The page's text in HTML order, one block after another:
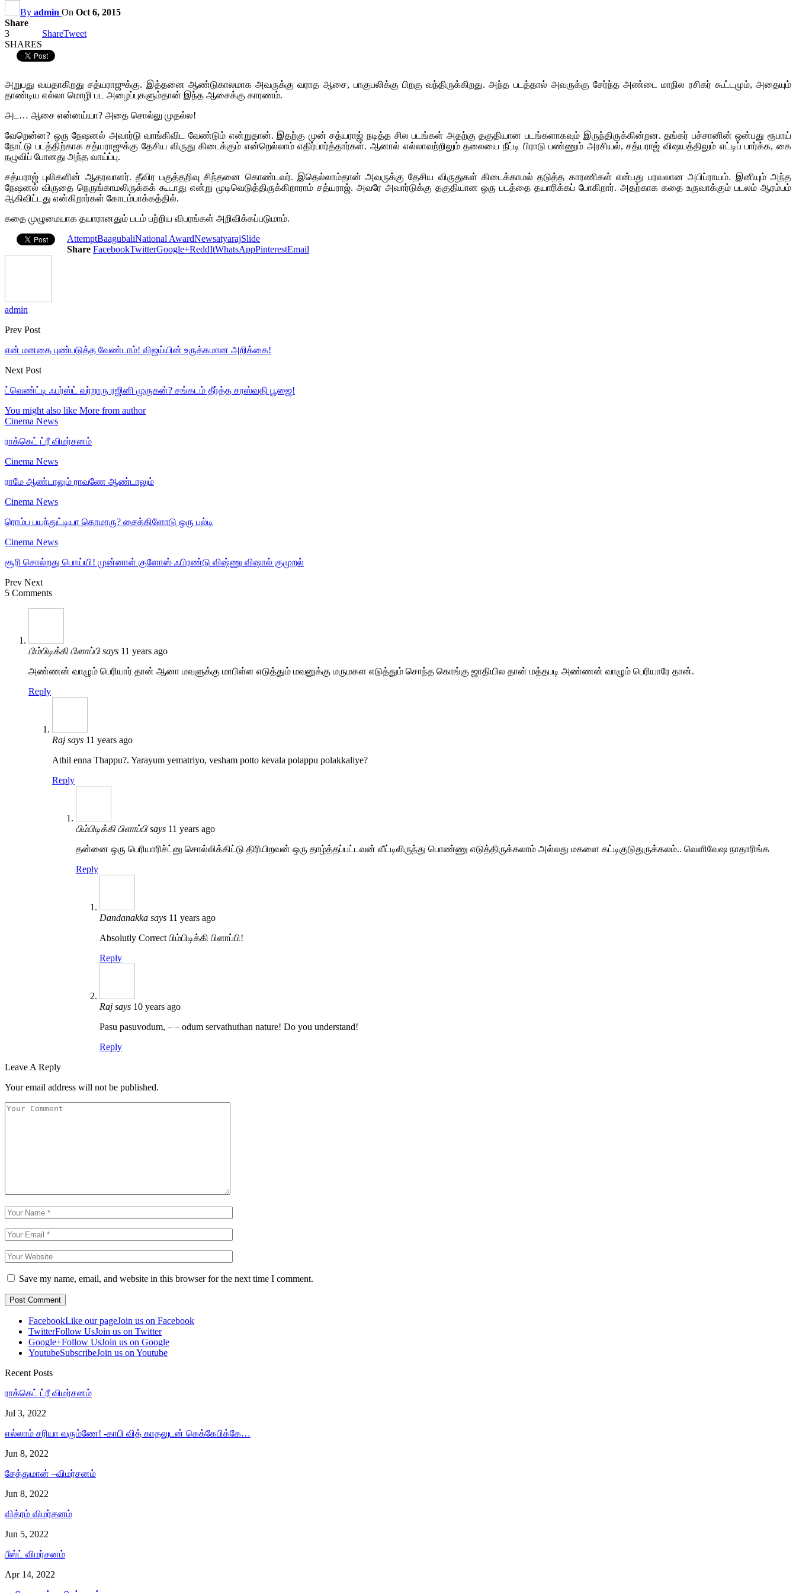
By admin On Oct 6, 2015
Share
3
SHARES
ShareTweet
அறுபது வயதாகிறது சத்யராஜுக்கு. இத்தனை ஆண்டுகாலமாக அவருக்கு வராத ஆசை, பாகுபலிக்கு பிறகு வந்திருக்கிறது. அந்த படத்தால் அவருக்கு சேர்ந்த அண்டை மாநில ரசிகர் கூட்டமும், அதையும்
தாண்டிய எல்லா மொழி பட அழைப்புகளும்தான் இந்த ஆசைக்கு காரணம்.
அட… ஆசை என்னய்யா? அதை சொல்லு முதல்ல!
வேறென்ன? ஒரு நேஷனல் அவார்டு வாங்கிவிட வேண்டும் என்றுதான். இதற்கு முன் சத்யராஜ் நடித்த சில படங்கள் அதற்கு தகுதியான படங்களாகவும் இருந்திருக்கின்றன. தங்கர் பச்சானின் ஒன்பது ரூபாய்
நோட்டு படத்திற்காக சத்யராஜுக்கு தேசிய விருது கிடைக்கும் என்றெல்லாம் எதிர்பார்த்தார்கள். ஆனால் எல்லாவற்றிலும் தலையை நீட்டி பிராடு பண்ணும் அரசியல், சத்யராஜ் விஷயத்திலும் எட்டிப் பார்க்க, கை
நழுவிப் போனது அந்த வாய்ப்பு.
சத்யராஜ் புலிகளின் ஆதரவாளர். தீவிர பகுத்தறிவு சிந்தனை கொண்டவர். இதெல்லாம்தான் அவருக்கு தேசிய விருதுகள் கிடைக்காமல் தடுத்த காரணிகள் என்பது பரவலான அபிப்ராயம். இனியும் அந்த
நேஷனல் விருதை நெருங்காமலிருக்கக் கூடாது என்று முடிவெடுத்திருக்கிறாராம் சத்யராஜ். அவரே அவார்டுக்கு தகுதியான ஒரு படத்தை தயாரிக்கப் போகிறார். அதற்காக கதை உருவாக்கும் படலம் ஆரம்பம்
ஆகிவிட்டது என்கிறார்கள் கோடம்பாக்கத்தில்.
கதை முழுமையாக தயாரானதும் படம் பற்றிய விபரங்கள் அறிவிக்கப்படுமாம்.
AttemptBaagubaliNational AwardNewsatyarajSlide
Share FacebookTwitterGoogle+ReddItWhatsAppPinterestEmail
admin
Prev Post
என் மனதை புண்படுத்த வேண்டாம்! விஜய்யின் உருக்கமான அறிக்கை!
Next Post
ட்வெண்ட்டி ஃபர்ஸ்ட் வர்றாரு ரஜினி முருகன்? சங்கடம் தீர்த்த சரஸ்வதி பூஜை!
You might also like More from author
Cinema News
ராக்கெட் ட்ரீ விமர்சனம்
Cinema News
ராமே ஆண்டாலும் ராவணே ஆண்டாலும்
Cinema News
ரொம்ப பயந்துட்டியா கொமாரு? சைக்கிளோடு ஒரு பல்டி
Cinema News
சூரி சொல்றது பொய்யி! முன்னாள் குளோஸ் ஃபிரண்டு விஷ்ணு விஷால் குமுறல்
Prev Next
5 Comments
பிம்பிடிக்கி பிளாப்பி says 11 years ago
அண்ணன் வாழும் பெரியார் தான் ஆனா மவளுக்கு மாபிள்ள எடுத்தும் மவனுக்கு மருமகள எடுத்தும் சொந்த கொங்கு ஜாதியில தான் மத்தபடி அண்ணன் வாழும் பெரியாரே தான்.
Reply
Raj says 11 years ago
Athil enna Thappu?. Yarayum yematriyo, vesham potto kevala polappu polakkaliye?
Reply
பிம்பிடிக்கி பிளாப்பி says 11 years ago
தன்னை ஒரு பெரியாரிச்ட்னு சொல்லிக்கிட்டு திரியிறவன் ஒரு தாழ்த்தப்பட்டவன் வீட்டிலிருந்து பொண்ணு எடுத்திருக்கலாம் அல்லது மகளை கட்டிகுடுதுருக்கலம்.. வெளிவேஷ நாதாரிங்க
Reply
Dandanakka says 11 years ago
Absolutly Correct பிம்பிடிக்கி பிளாப்பி!
Reply
Raj says 10 years ago
Pasu pasuvodum, – – odum servathuthan nature! Do you understand!
Reply
Leave A Reply
Your email address will not be published.
Save my name, email, and website in this browser for the next time I comment.
FacebookLike our pageJoin us on Facebook
TwitterFollow UsJoin us on Twitter
Google+Follow UsJoin us on Google
YoutubeSubscribeJoin us on Youtube
Recent Posts
ராக்கெட் ட்ரீ விமர்சனம்
Jul 3, 2022
எல்லாம் சரியா வரும்ணே! -காபி வித் காதலுடன் கெக்கேபிக்கே…
Jun 8, 2022
சேத்துமான் –விமர்சனம்
Jun 8, 2022
விக்ரம் விமர்சனம்
Jun 5, 2022
பீஸ்ட் விமர்சனம்
Apr 14, 2022